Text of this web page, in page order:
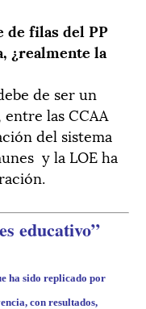
de filas del PP
¿realmente la
de ser un
las CCAA
del sistema
y la LOE ha
educativo”
ha sido replicado por
con resultados,